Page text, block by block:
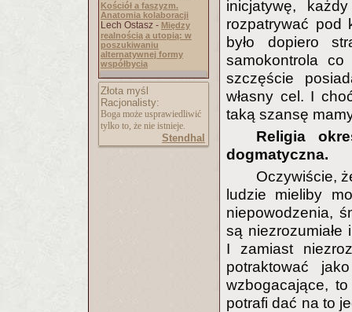
Kościół a faszyzm.
Anatomia kolaboracji
Lech Ostasz - Między
realnością a utopią: w
poszukiwaniu
alternatywnej formy
współbycia
Złota myśl
Racjonalisty:
Boga może usprawiedliwić
tylko to, że nie istnieje.
Stendhal
inicjatywę,
rozpatrywać
było dopiero
samokontrola
szczęście
własny cel. I
taką szansę
Religia
dogmatyczna.
Oczywiście,
ludzie mieliby
niepowodzenia,
są
I zamiast
potraktować
wzbogacające,
potrafi dać na to